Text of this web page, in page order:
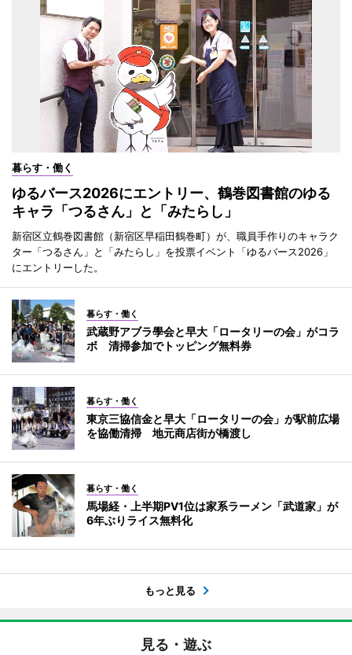
暮らす・働く
ゆるバース2026にエントリー、鶴巻図書館のゆる
キャラ「つるさん」と「みたらし」
新宿区立鶴巻図書館（新宿区早稲田鶴巻町）が、職員手作りのキャラク
ター「つるさん」と「みたらし」を投票イベント「ゆるバース2026」
にエントリーした。
暮らす・働く
武蔵野アブラ學会と早大「ロータリーの会」がコラ
ボ 清掃参加でトッピング無料券
暮らす・働く
東京三協信金と早大「ロータリーの会」が駅前広場
を協働清掃 地元商店街が橋渡し
暮らす・働く
馬場経・上半期PV1位は家系ラーメン「武道家」が
6年ぶりライス無料化
もっと見る
見る・遊ぶ